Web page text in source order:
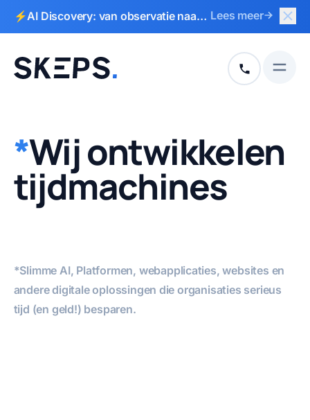
Naar hoofdinhoud
Naar voettekst
⚡AI Discovery: van observatie naar
Lees meer
+31 513 792
Open
*Wijontwikkelen
tijdmachines
*Slimme AI, Platformen, webapplicaties,websites en
andere digitale oplossingen die organisaties serieus
tijd (en geld!) besparen.